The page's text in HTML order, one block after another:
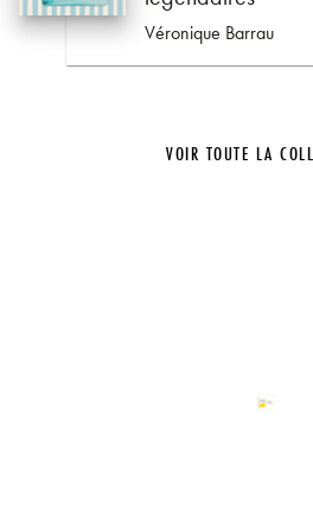
Véronique Barrau
VOIR TOUTE LA